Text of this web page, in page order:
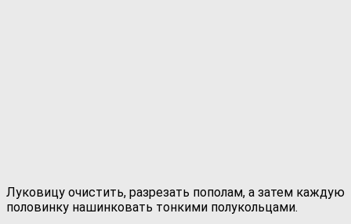
Луковицу очистить, разрезать пополам, а затем каждую
половинку нашинковать тонкими полукольцами.